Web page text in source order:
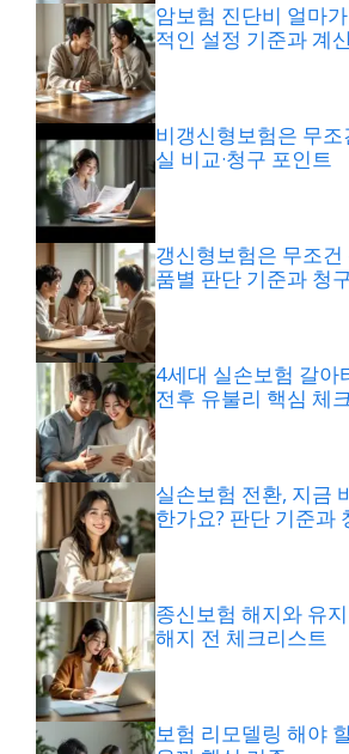
암보험 진단비 얼마
적인 설정 기준과 계
비갱신형보험은 무
실 비교·청구 포인트
갱신형보험은 무조건
품별 판단 기준과 청
4세대 실손보험 갈아
전후 유불리 핵심 체
실손보험 전환, 지금
한가요? 판단 기준과
종신보험 해지와 유
해지 전 체크리스트
보험 리모델링 해야